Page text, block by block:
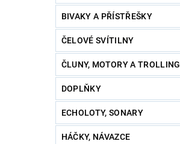
BIVAKY A PŘÍSTŘEŠKY
ČELOVÉ SVÍTILNY
ČLUNY, MOTORY A TROLLING
DOPLŇKY
ECHOLOTY, SONARY
HÁČKY, NÁVAZCE